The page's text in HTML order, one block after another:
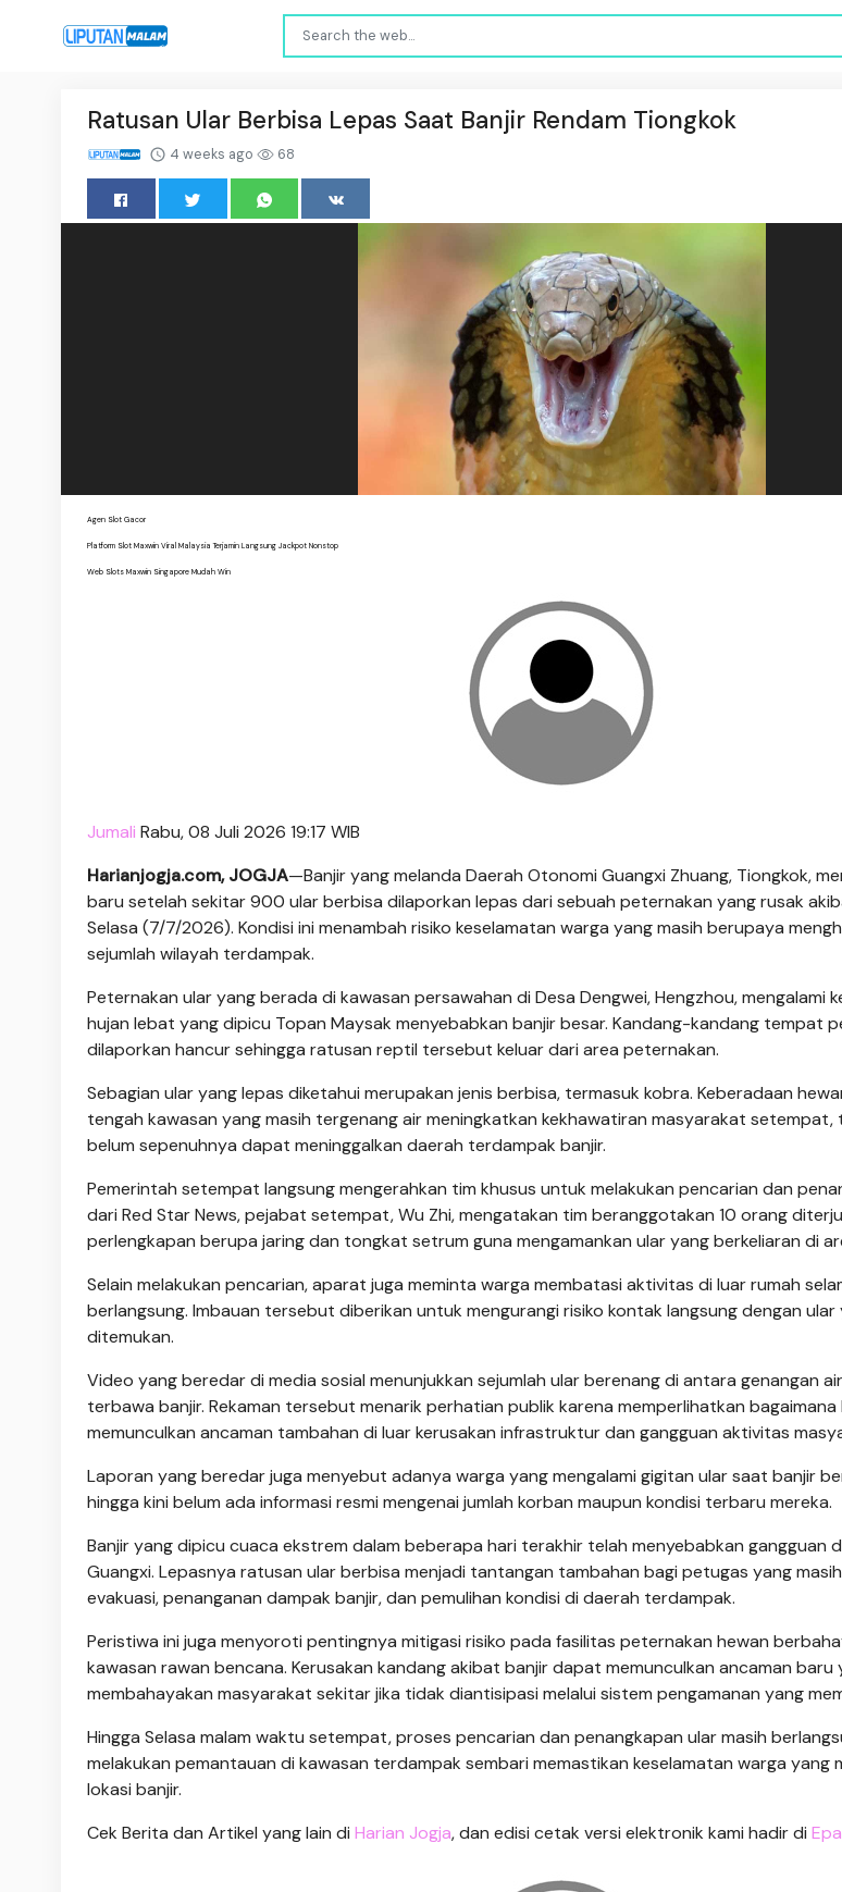
Ratusan Ular Berbisa Lepas Saat Banjir Rendam Tiongkok
4 weeks ago 68
Agen Slot Gacor
Platform Slot Maxwin Viral Malaysia Terjamin Langsung Jackpot Nonstop
Web Slots Maxwin Singapore Mudah Win
Jumali Rabu, 08 Juli 2026 19:17 WIB
Harianjogja.com, JOGJA—Banjir yang melanda Daerah Otonomi Guangxi Zhuang, Tiongkok,
baru setelah sekitar 900 ular berbisa dilaporkan lepas dari sebuah peternakan yang rusak
Selasa (7/7/2026). Kondisi ini menambah risiko keselamatan warga yang masih berupaya
sejumlah wilayah terdampak.
Peternakan ular yang berada di kawasan persawahan di Desa Dengwei, Hengzhou, mengalami
hujan lebat yang dipicu Topan Maysak menyebabkan banjir besar. Kandang-kandang tempat
dilaporkan hancur sehingga ratusan reptil tersebut keluar dari area peternakan.
Sebagian ular yang lepas diketahui merupakan jenis berbisa, termasuk kobra. Keberadaan
tengah kawasan yang masih tergenang air meningkatkan kekhawatiran masyarakat
belum sepenuhnya dapat meninggalkan daerah terdampak banjir.
Pemerintah setempat langsung mengerahkan tim khusus untuk melakukan pencarian dan
dari Red Star News, pejabat setempat, Wu Zhi, mengatakan tim beranggotakan 10 orang
perlengkapan berupa jaring dan tongkat setrum guna mengamankan ular yang berkeliaran di
Selain melakukan pencarian, aparat juga meminta warga membatasi aktivitas di luar rumah
berlangsung. Imbauan tersebut diberikan untuk mengurangi risiko kontak langsung dengan ular
ditemukan.
Video yang beredar di media sosial menunjukkan sejumlah ular berenang di antara genangan
terbawa banjir. Rekaman tersebut menarik perhatian publik karena memperlihatkan
memunculkan ancaman tambahan di luar kerusakan infrastruktur dan gangguan aktivitas
Laporan yang beredar juga menyebut adanya warga yang mengalami gigitan ular saat banjir
hingga kini belum ada informasi resmi mengenai jumlah korban maupun kondisi terbaru mereka.
Banjir yang dipicu cuaca ekstrem dalam beberapa hari terakhir telah menyebabkan gangguan
Guangxi. Lepasnya ratusan ular berbisa menjadi tantangan tambahan bagi petugas yang
evakuasi, penanganan dampak banjir, dan pemulihan kondisi di daerah terdampak.
Peristiwa ini juga menyoroti pentingnya mitigasi risiko pada fasilitas peternakan hewan
kawasan rawan bencana. Kerusakan kandang akibat banjir dapat memunculkan ancaman
membahayakan masyarakat sekitar jika tidak diantisipasi melalui sistem pengamanan yang
Hingga Selasa malam waktu setempat, proses pencarian dan penangkapan ular masih
melakukan pemantauan di kawasan terdampak sembari memastikan keselamatan warga yang
lokasi banjir.
Cek Berita dan Artikel yang lain di Harian Jogja, dan edisi cetak versi elektronik kami hadir di